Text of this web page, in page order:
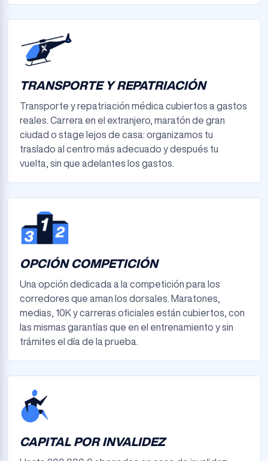
TRANSPORTE Y REPATRIACIÓN
Transporte y repatriación médica cubiertos a gastos
reales. Carrera en el extranjero, maratón de gran
ciudad o stage lejos de casa: organizamos tu
traslado al centro más adecuado y después tu
vuelta, sin que adelantes los gastos.
OPCIÓN COMPETICIÓN
Una opción dedicada a la competición para los
corredores que aman los dorsales. Maratones,
medias, 10K y carreras oficiales están cubiertos, con
las mismas garantías que en el entrenamiento y sin
trámites el día de la prueba.
CAPITAL POR INVALIDEZ